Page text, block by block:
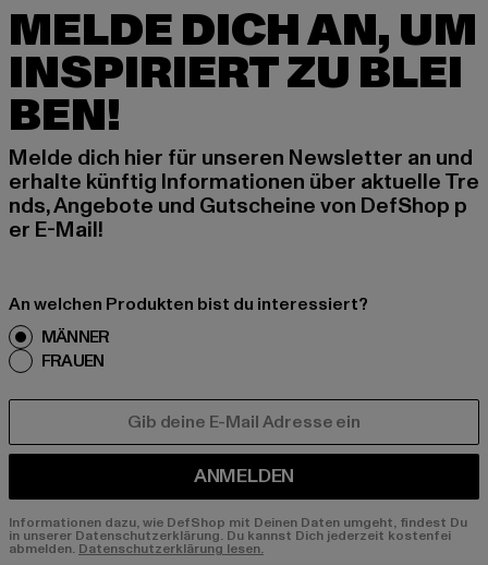
MELDE DICH AN, UM
INSPIRIERT ZU BLEI
BEN!
Melde dich hier für unseren Newsletter an und
erhalte künftig Informationen über aktuelle Tre
nds, Angebote und Gutscheine von DefShop p
er E-Mail!
An welchen Produkten bist du interessiert?
MÄNNER
FRAUEN
ANMELDEN
Informationen dazu, wie DefShop mit Deinen Daten umgeht, findest Du
in unserer Datenschutzerklärung. Du kannst Dich jederzeit kostenfei
abmelden. Datenschutzerklärung lesen.